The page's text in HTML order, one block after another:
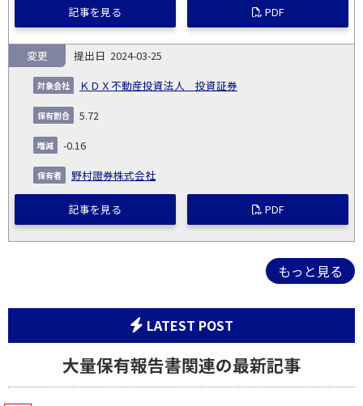
記事を見る PDF
2024-03-25
ＫＤＸ不動産投資法人 投資証券
変更
5.72
-0.16
野村證券株式会社
記事を見る PDF
もっと見る
LATEST POST
大量保有報告書関連の最新記事